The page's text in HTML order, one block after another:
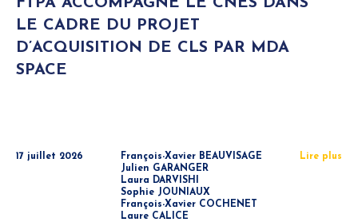
FTPA ACCOMPAGNE LE CNES DANS
LE CADRE DU PROJET
D’ACQUISITION DE CLS PAR MDA
SPACE
17 juillet 2026
François-Xavier BEAUVISAGE
Julien GARANGER
Laura DARVISHI
Sophie JOUNIAUX
François-Xavier COCHENET
Laure CALICE
Lire plus